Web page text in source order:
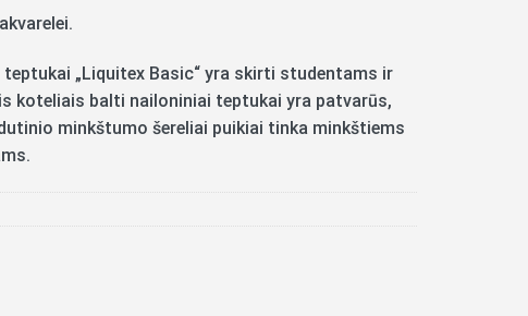
„Liquitex Basic“ yra skirti studentams ir
koteliais balti nailoniniai teptukai yra patvarūs,
minkštumo šereliai puikiai tinka minkštiems